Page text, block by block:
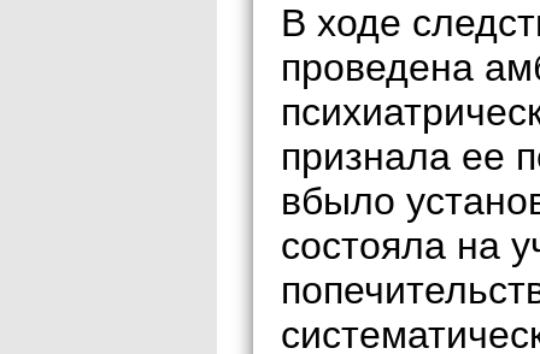
В ходе
проведена
признала ее
вбыло
состояла на